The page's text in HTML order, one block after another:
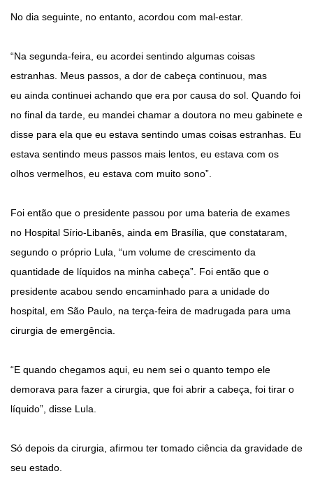
No dia seguinte, no entanto, acordou com mal-estar.
“Na segunda-feira, eu acordei sentindo algumas coisas
estranhas. Meus passos, a dor de cabeça continuou, mas
eu ainda continuei achando que era por causa do sol. Quando foi
no final da tarde, eu mandei chamar a doutora no meu gabinete e
disse para ela que eu estava sentindo umas coisas estranhas. Eu
estava sentindo meus passos mais lentos, eu estava com os
olhos vermelhos, eu estava com muito sono”.
Foi então que o presidente passou por uma bateria de exames
no Hospital Sírio-Libanês, ainda em Brasília, que constataram,
segundo o próprio Lula, “um volume de crescimento da
quantidade de líquidos na minha cabeça”. Foi então que o
presidente acabou sendo encaminhado para a unidade do
hospital, em São Paulo, na terça-feira de madrugada para uma
cirurgia de emergência.
“E quando chegamos aqui, eu nem sei o quanto tempo ele
demorava para fazer a cirurgia, que foi abrir a cabeça, foi tirar o
líquido”, disse Lula.
Só depois da cirurgia, afirmou ter tomado ciência da gravidade de
seu estado.